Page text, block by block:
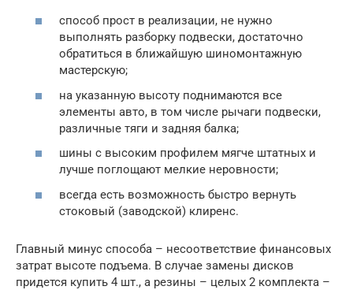
способ прост в реализации, не нужно
выполнять разборку подвески, достаточно
обратиться в ближайшую шиномонтажную
мастерскую;
на указанную высоту поднимаются все
элементы авто, в том числе рычаги подвески,
различные тяги и задняя балка;
шины с высоким профилем мягче штатных и
лучше поглощают мелкие неровности;
всегда есть возможность быстро вернуть
стоковый (заводской) клиренс.
Главный минус способа – несоответствие финансовых
затрат высоте подъема. В случае замены дисков
придется купить 4 шт., а резины – целых 2 комплекта –